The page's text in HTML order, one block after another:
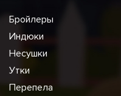
Бройлеры
Индюки
Несушки
Утки
Перепела